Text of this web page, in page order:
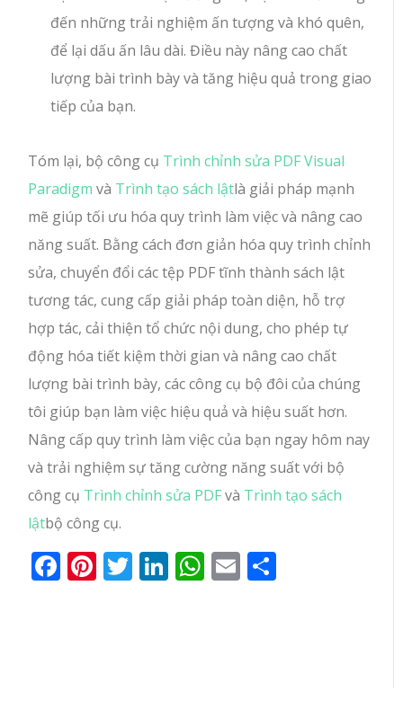
đến những trải nghiệm ấn tượng và khó quên,
để lại dấu ấn lâu dài. Điều này nâng cao chất
lượng bài trình bày và tăng hiệu quả trong giao
tiếp của bạn.
Tóm lại, bộ công cụ Trình chỉnh sửa PDF Visual
Paradigm và Trình tạo sách lậtlà giải pháp mạnh
mẽ giúp tối ưu hóa quy trình làm việc và nâng cao
năng suất. Bằng cách đơn giản hóa quy trình chỉnh
sửa, chuyển đổi các tệp PDF tĩnh thành sách lật
tương tác, cung cấp giải pháp toàn diện, hỗ trợ
hợp tác, cải thiện tổ chức nội dung, cho phép tự
động hóa tiết kiệm thời gian và nâng cao chất
lượng bài trình bày, các công cụ bộ đôi của chúng
tôi giúp bạn làm việc hiệu quả và hiệu suất hơn.
Nâng cấp quy trình làm việc của bạn ngay hôm nay
và trải nghiệm sự tăng cường năng suất với bộ
công cụ Trình chỉnh sửa PDFvà Trình tạo sách
lậtbộ công cụ.
Facebook
Pinterest
Twitter
LinkedIn
WhatsApp
Email